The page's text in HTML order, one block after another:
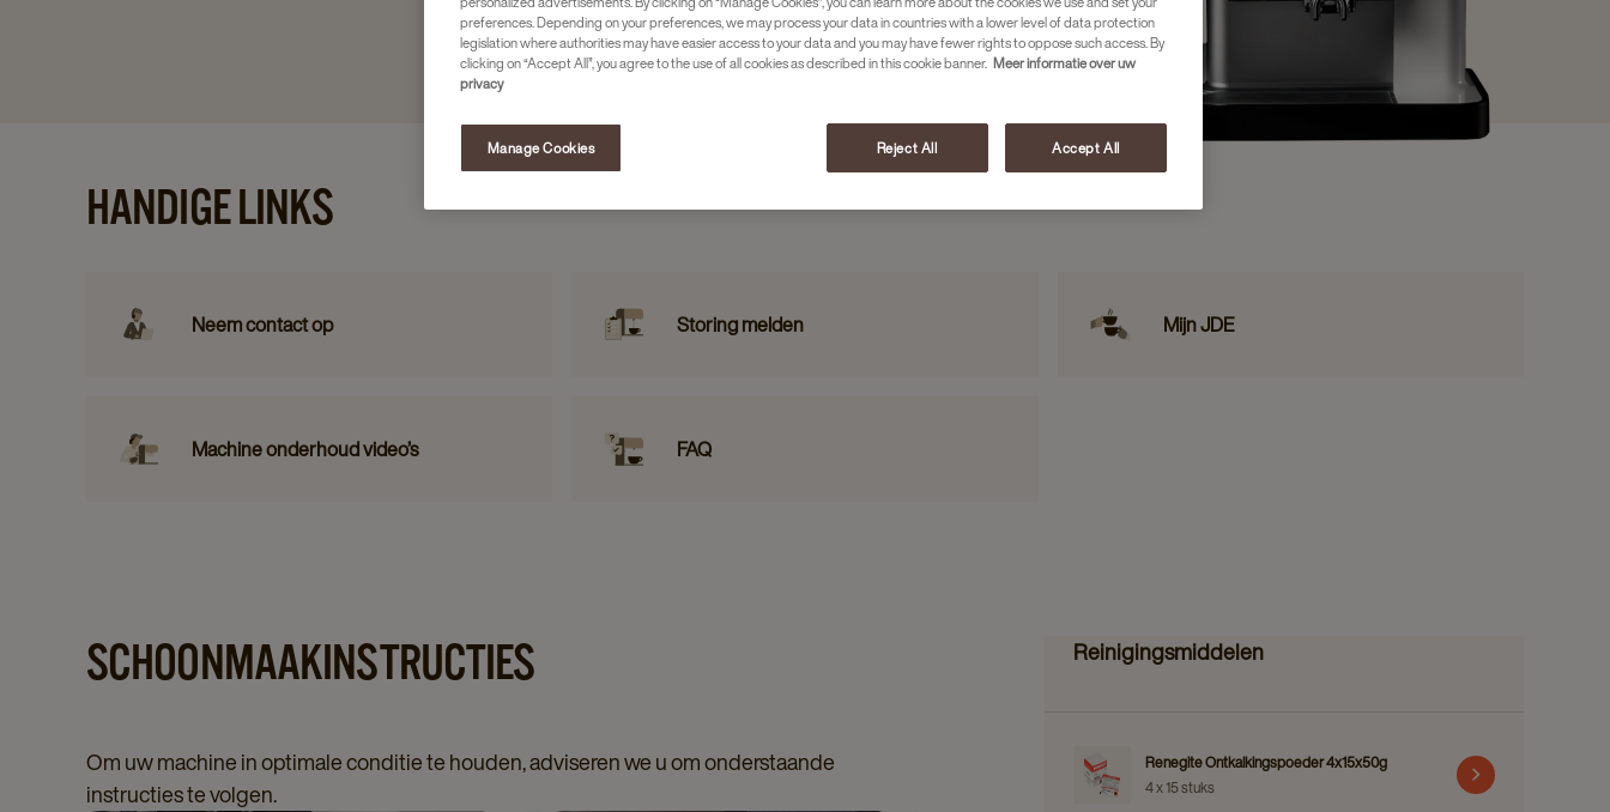
HANDIGE LINKS
Neem contact op Storing melden Mijn JDE
Machine onderhoud video’s FAQ
SCHOONMAAKINSTRUCTIES
Om uw machine in optimale conditie te houden, adviseren we u om onderstaande
instructies te volgen.
Reinigingsmiddelen
Renegite Ontkalkingspoeder 4x15x50g
4 x 15 stuks
preferences. Depending on your preferences, we may process your data in countries with a lower level of data protection
legislation where authorities may have easier access to your data and you may have fewer rights to oppose such access. By
clicking on “Accept All”, you agree to the use of all cookies as described in this cookie banner. Meer informatie over uw
privacy
Manage Cookies Reject All Accept All